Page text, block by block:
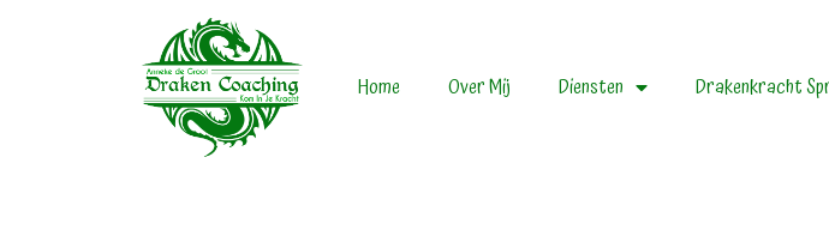
Home Over Mij Diensten Drakenkracht